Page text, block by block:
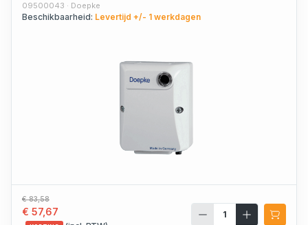
09500043 · Doepke
Beschikbaarheid: Levertijd +/- 1 werkdagen
€ 83,58
€ 57,67